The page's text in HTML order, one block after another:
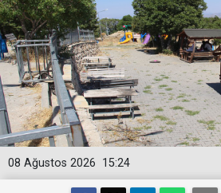
15:24
08 Ağustos 2026